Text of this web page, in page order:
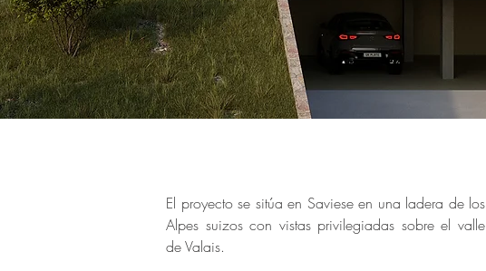
El proyecto se sitúa en Saviese en una ladera de los
Alpes suizos con vistas privilegiadas sobre el valle
de Valais.